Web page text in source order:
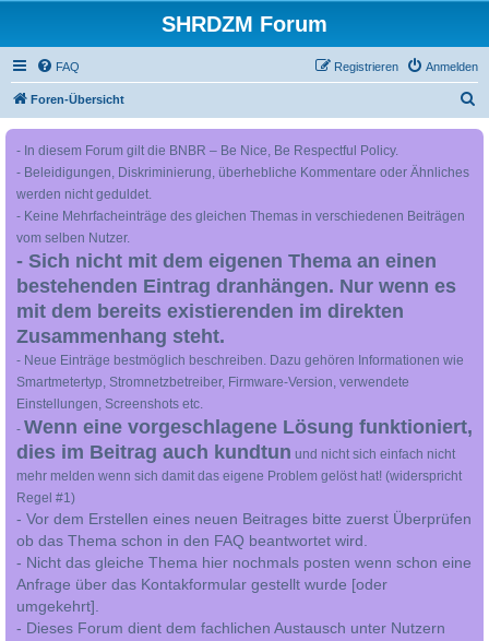
SHRDZM Forum
FAQ Anmelden
Registrieren
Foren-Übersicht
- In diesem Forum gilt die BNBR – Be Nice, Be Respectful Policy.
- Beleidigungen, Diskriminierung, überhebliche Kommentare oder Ähnliches
werden nicht geduldet.
- Keine Mehrfacheinträge des gleichen Themas in verschiedenen Beiträgen
vom selben Nutzer.
- Sich nicht mit dem eigenen Thema an einen
bestehenden Eintrag dranhängen. Nur wenn es
mit dem bereits existierenden im direkten
Zusammenhang steht.
- Neue Einträge bestmöglich beschreiben. Dazu gehören Informationen wie
Smartmetertyp, Stromnetzbetreiber, Firmware-Version, verwendete
Einstellungen, Screenshots etc.
- Wenn eine vorgeschlagene Lösung funktioniert,
dies im Beitrag auch kundtun und nicht sich einfach nicht
mehr melden wenn sich damit das eigene Problem gelöst hat! (widerspricht
Regel #1)
- Vor dem Erstellen eines neuen Beitrages bitte zuerst Überprüfen
ob das Thema schon in den FAQ beantwortet wird.
- Nicht das gleiche Thema hier nochmals posten wenn schon eine
Anfrage über das Kontakformular gestellt wurde [oder
umgekehrt].
- Dieses Forum dient dem fachlichen Austausch unter Nutzern